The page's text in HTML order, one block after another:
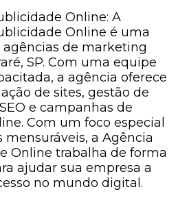
Online: A
Online é uma
de marketing
SP. Com uma equipe
a agência oferece
de sites, gestão de
e campanhas de
Com um foco especial
mensuráveis, a Agência
Online trabalha de forma
ajudar sua empresa a
no mundo digital.